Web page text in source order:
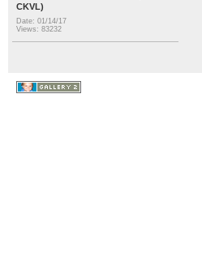
CKVL)
Date: 01/14/17
Views: 83232